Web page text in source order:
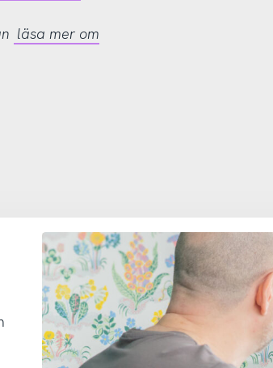
läsa mer om